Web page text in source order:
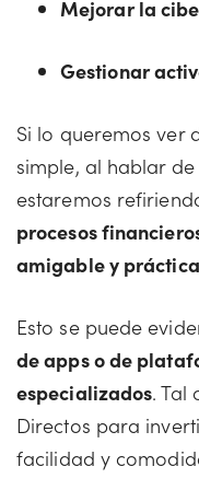
Mejorar la
Gestionar
Si lo queremos ver
simple, al hablar
estaremos
procesos
amigable y
Esto se puede
de apps o de
especializados. Tal
Directos para
facilidad y